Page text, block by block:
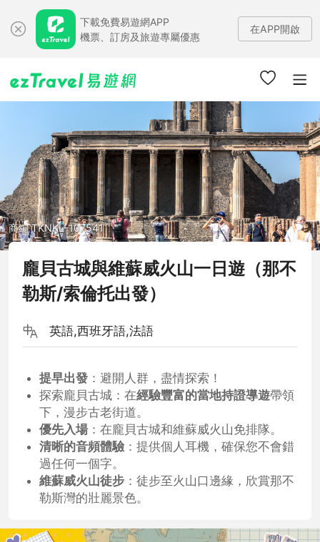
下載免費易遊網APP
機票、訂房及旅遊專屬優惠
在APP開啟
商編 TKNKL-107541
龐貝古城與維蘇威火山一日遊（那不
勒斯/索倫托出發）
英語,西班牙語,法語
提早出發 ：避開人群，盡情探索！
探索龐貝古城：在經驗豐富的當地持證導遊帶領
下，漫步古老街道。
優先入場 ：在龐貝古城和維蘇威火山免排隊。
清晰的音頻體驗：提供個人耳機，確保您不會錯
過任何一個字。
維蘇威火山徒步 ：徒步至火山口邊緣，欣賞那不
勒斯灣的壯麗景色。